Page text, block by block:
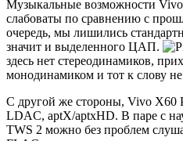
Музыкальные возможности
слабоваты по сравнению с
очередь, мы лишились
значит и выделенного ЦАП.
здесь нет стереодинамиков,
монодинамиком и тот к слову
С другой же стороны, Vivo X60
LDAC, aptX/aptxHD. В паре с
TWS 2 можно без проблем